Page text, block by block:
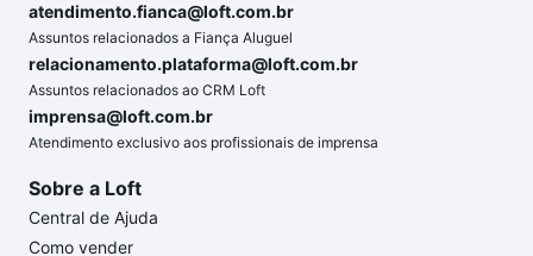
atendimento.fianca@loft.com.br
Assuntos relacionados a Fiança Aluguel
relacionamento.plataforma@loft.com.br
Assuntos relacionados ao CRM Loft
imprensa@loft.com.br
Atendimento exclusivo aos profissionais de imprensa
Sobre a Loft
Central de Ajuda
Como vender